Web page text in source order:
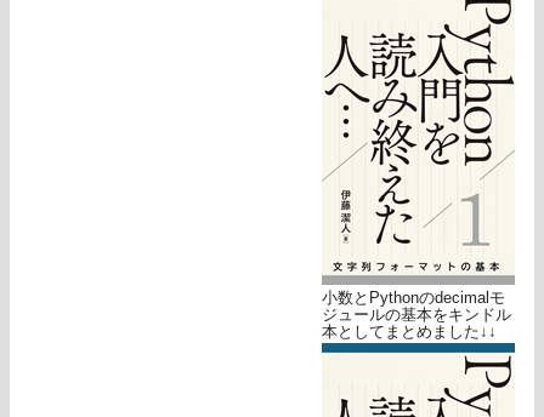
小数とPythonのdecimalモ
ジュールの基本をキンドル
本としてまとめました↓↓